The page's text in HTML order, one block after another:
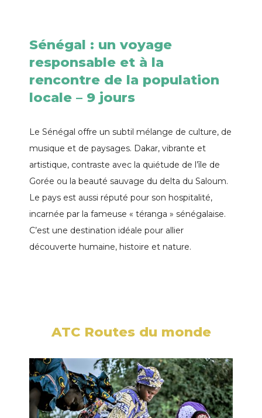
Sénégal : un voyage
responsable et à la
rencontre de la population
locale – 9 jours
Le Sénégal offre un subtil mélange de culture, de
musique et de paysages. Dakar, vibrante et
artistique, contraste avec la quiétude de l’île de
Gorée ou la beauté sauvage du delta du Saloum.
Le pays est aussi réputé pour son hospitalité,
incarnée par la fameuse « téranga » sénégalaise.
C’est une destination idéale pour allier
découverte humaine, histoire et nature.
ATC Routes du monde